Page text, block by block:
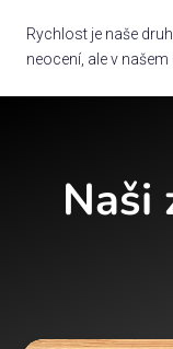
Rychlost je naše
neocení, ale v
Naši